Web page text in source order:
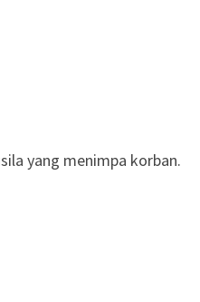
yang menimpa korban.